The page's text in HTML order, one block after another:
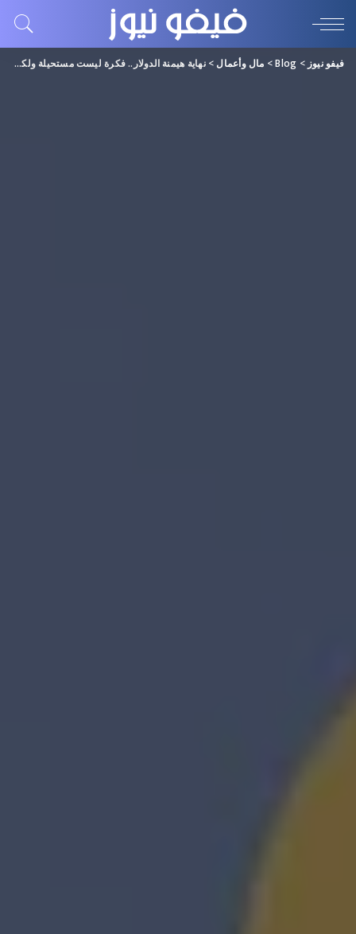
فيفو نيوز >
Blog
> مال وأعمال >نهاية هيمنة الدولار.. فكرة ليست مستحيلة ولكن مستبعدة!